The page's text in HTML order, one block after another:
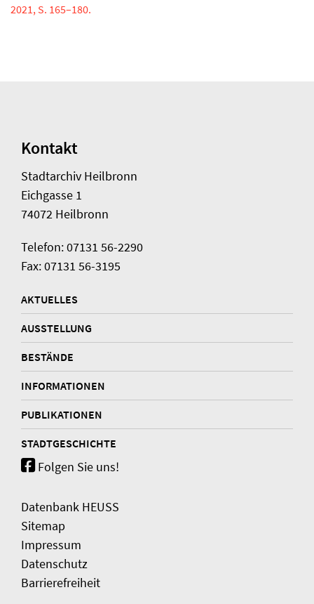
2021, S. 165–180.
Kontakt
Stadtarchiv Heilbronn
Eichgasse 1
74072 Heilbronn
Telefon: 07131 56-2290
Fax: 07131 56-3195
AKTUELLES
AUSSTELLUNG
BESTÄNDE
INFORMATIONEN
PUBLIKATIONEN
STADTGESCHICHTE
Folgen Sie uns!
Datenbank HEUSS
Sitemap
Impressum
Datenschutz
Barrierefreiheit